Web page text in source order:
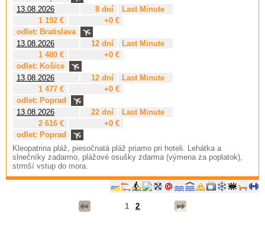
13.08.2026
8 dní
Last Minute
1 192 €
+0 €
odlet: Bratislava
13.08.2026
12 dní
Last Minute
1 480 €
+0 €
odlet: Košice
13.08.2026
12 dní
Last Minute
1 477 €
+0 €
odlet: Poprad
13.08.2026
22 dní
Last Minute
2 616 €
+0 €
odlet: Poprad
Kleopatrina pláž, piesočnatá pláž priamo pri hoteli. Lehátka a
slnečníky zadarmo, plážové osušky zdarma (výmena za poplatok),
strmší vstup do mora.
1 2